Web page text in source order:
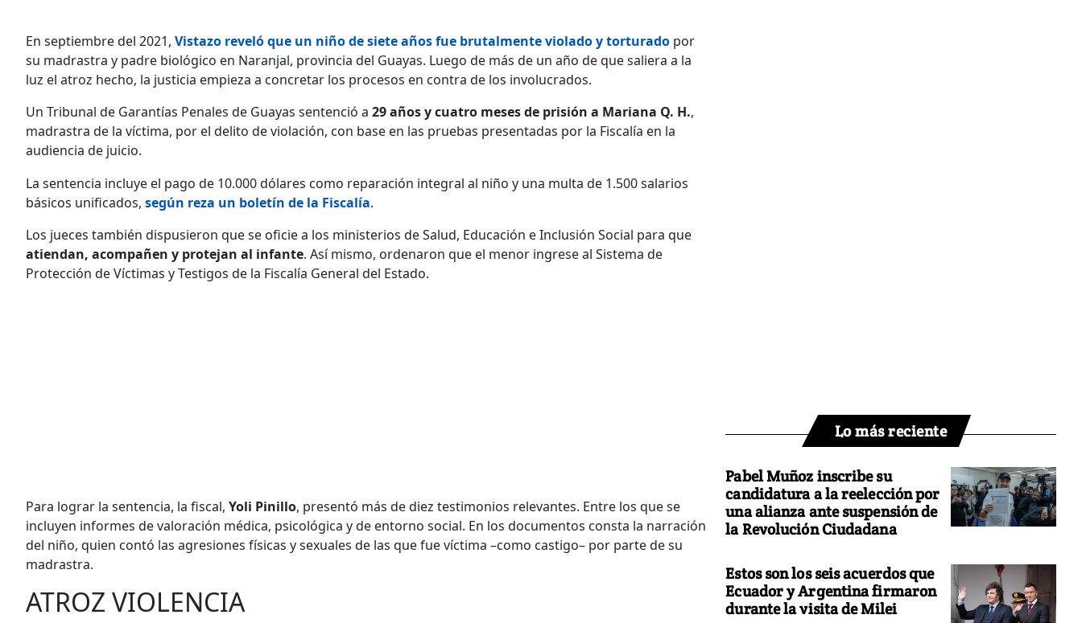
En septiembre del 2021, Vistazo reveló que un niño de siete años fue brutalmente violado y torturado por
su madrastra y padre biológico en Naranjal, provincia del Guayas. Luego de más de un año de que saliera a la
luz el atroz hecho, la justicia empieza a concretar los procesos en contra de los involucrados.
Un Tribunal de Garantías Penales de Guayas sentenció a 29 años y cuatro meses de prisión a Mariana Q. H.,
madrastra de la víctima, por el delito de violación, con base en las pruebas presentadas por la Fiscalía en la
audiencia de juicio.
La sentencia incluye el pago de 10.000 dólares como reparación integral al niño y una multa de 1.500 salarios
básicos unificados, según reza un boletín de la Fiscalía.
Los jueces también dispusieron que se oficie a los ministerios de Salud, Educación e Inclusión Social para que
atiendan, acompañen y protejan al infante. Así mismo, ordenaron que el menor ingrese al Sistema de
Protección de Víctimas y Testigos de la Fiscalía General del Estado.
Para lograr la sentencia, la fiscal, Yoli Pinillo, presentó más de diez testimonios relevantes. Entre los que se
incluyen informes de valoración médica, psicológica y de entorno social. En los documentos consta la narración
del niño, quien contó las agresiones físicas y sexuales de las que fue víctima –como castigo– por parte de su
madrastra.
ATROZ VIOLENCIA
Lo más reciente
Pabel Muñoz inscribe su
candidatura a la reelección por
una alianza ante suspensión de
la Revolución Ciudadana
Estos son los seis acuerdos que
Ecuador y Argentina firmaron
durante la visita de Milei